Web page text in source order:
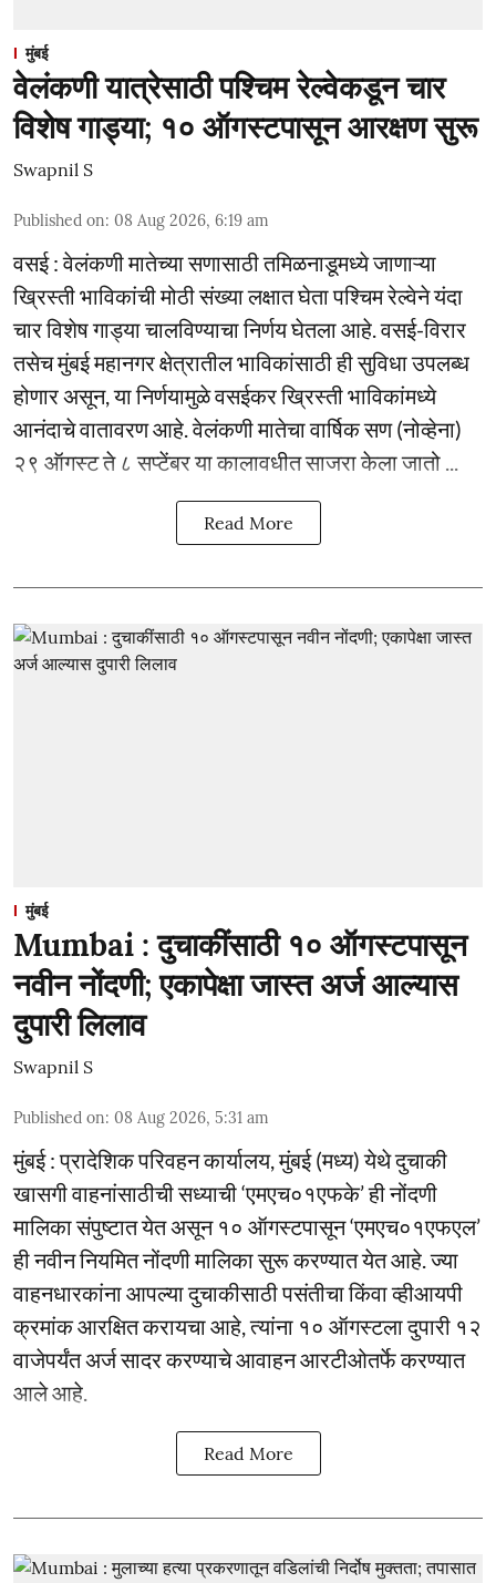
मुंबई
वेलंकणी यात्रेसाठी पश्चिम रेल्वेकडून चार
विशेष गाड्या; १० ऑगस्टपासून आरक्षण सुरू
Swapnil S
Published on: 08 Aug 2026, 6:19 am
वसई : वेलंकणी मातेच्या सणासाठी तमिळनाडूमध्ये जाणाऱ्या
ख्रिस्ती भाविकांची मोठी संख्या लक्षात घेता पश्चिम रेल्वेने यंदा
चार विशेष गाड्या चालविण्याचा निर्णय घेतला आहे. वसई-विरार
तसेच मुंबई महानगर क्षेत्रातील भाविकांसाठी ही सुविधा उपलब्ध
होणार असून, या निर्णयामुळे वसईकर ख्रिस्ती भाविकांमध्ये
आनंदाचे वातावरण आहे. वेलंकणी मातेचा वार्षिक सण (नोव्हेना)
२९ ऑगस्ट ते ८ सप्टेंबर या कालावधीत साजरा केला जातो ...
Read More
मुंबई
Mumbai : दुचाकींसाठी १० ऑगस्टपासून
नवीन नोंदणी; एकापेक्षा जास्त अर्ज आल्यास
दुपारी लिलाव
Swapnil S
Published on: 08 Aug 2026, 5:31 am
मुंबई : प्रादेशिक परिवहन कार्यालय, मुंबई (मध्य) येथे दुचाकी
खासगी वाहनांसाठीची सध्याची ‘एमएच०१एफके’ ही नोंदणी
मालिका संपुष्टात येत असून १० ऑगस्टपासून ‘एमएच०१एफएल’
ही नवीन नियमित नोंदणी मालिका सुरू करण्यात येत आहे. ज्या
वाहनधारकांना आपल्या दुचाकीसाठी पसंतीचा किंवा व्हीआयपी
क्रमांक आरक्षित करायचा आहे, त्यांना १० ऑगस्टला दुपारी १२
वाजेपर्यंत अर्ज सादर करण्याचे आवाहन आरटीओतर्फे करण्यात
आले आहे.
Read More